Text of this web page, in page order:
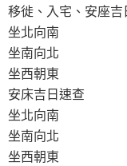
移徙、入宅、安座吉
坐北向南
坐南向北
坐西朝東
安床吉日速查
坐北向南
坐南向北
坐西朝東